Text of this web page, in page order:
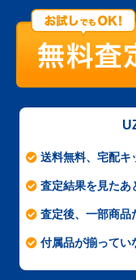
送料無料、宅配キ
査定結果を見たあ
査定後、一部商品
付属品が揃ってい